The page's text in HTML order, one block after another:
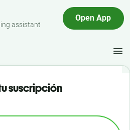
assistant
Open App
suscripción